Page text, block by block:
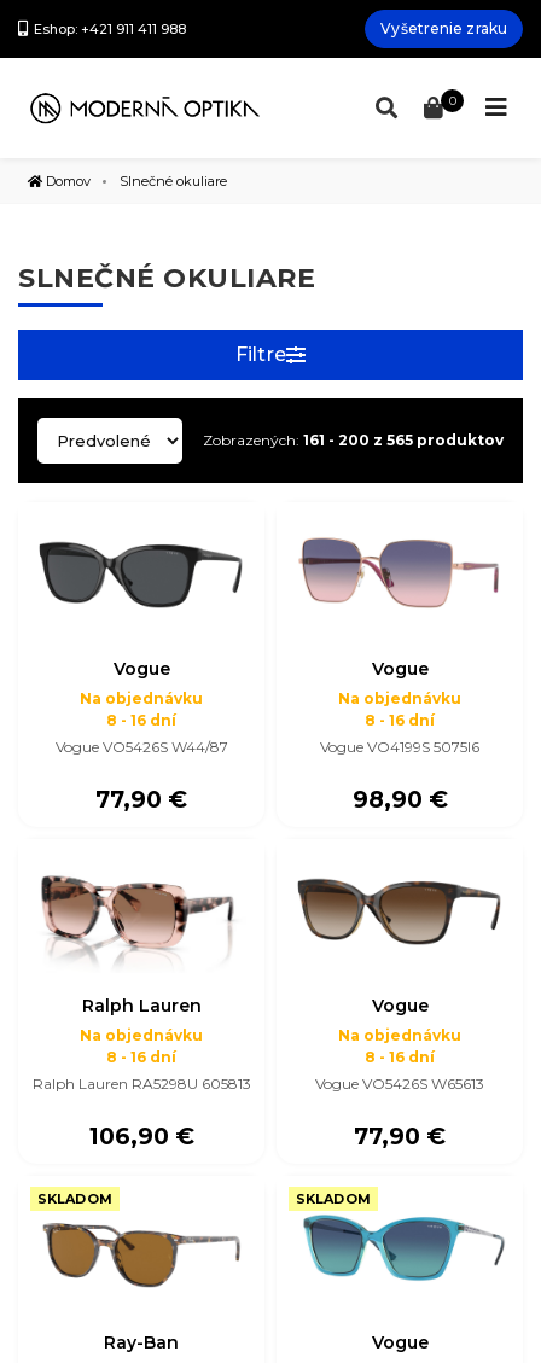
Eshop: +421 911 411 988 Vyšetrenie zraku
0
Domov Slnečné okuliare
SLNEČNÉ OKULIARE
Filtre
Zobrazených: 161 - 200 z 565 produktov
Vogue
Na objednávku
8 - 16 dní
Vogue VO5426S W44/87
77,90 €
Vogue
Na objednávku
8 - 16 dní
Vogue VO4199S 5075I6
98,90 €
Ralph Lauren
Na objednávku
8 - 16 dní
Ralph Lauren RA5298U 605813
106,90 €
Vogue
Na objednávku
8 - 16 dní
Vogue VO5426S W65613
77,90 €
SKLADOM
Ray-Ban
SKLADOM
Vogue